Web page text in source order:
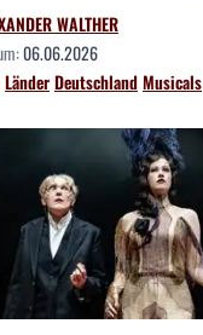
WALTHER
06.06.2026
LänderDeutschlandMusicals